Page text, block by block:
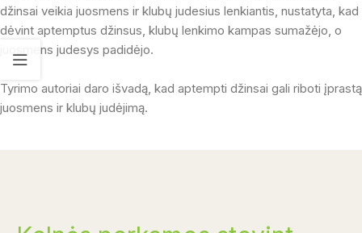
džinsai veikia juosmens ir klubų judesius lenkiantis, nustatyta, kad
dėvint aptemptus džinsus, klubų lenkimo kampas sumažėjo, o
juosmens judesys padidėjo.
Tyrimo autoriai daro išvadą, kad aptempti džinsai gali riboti įprastą
juosmens ir klubų judėjimą.